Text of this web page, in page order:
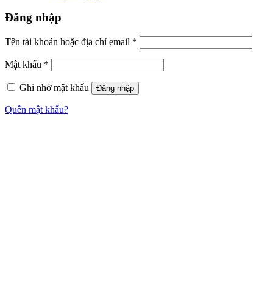
Đăng nhập
Tên tài khoản hoặc địa chỉ email *
Mật khẩu *
Ghi nhớ mật khẩu Đăng nhập
Quên mật khẩu?